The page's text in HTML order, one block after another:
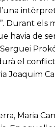
Durant els
havia de
el
Joaquim
Maria